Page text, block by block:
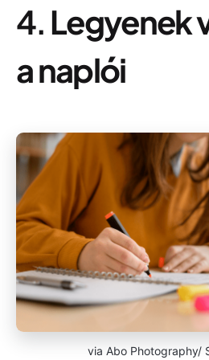
4.Legyenek
a naplói
via Abo Photography/